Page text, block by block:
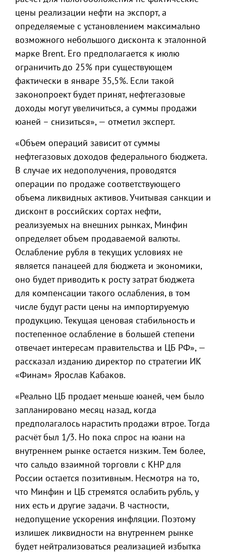
цены реализации нефти на экспорт, а
определяемые с установлением максимально
возможного небольшого дисконта к эталонной
марке Brent. Его предполагается к июлю
ограничить до 25% при существующем
фактически в январе 35,5%. Если такой
законопроект будет принят, нефтегазовые
доходы могут увеличиться, а суммы продажи
юаней – снизиться», — отметил эксперт.
«Объем операций зависит от суммы
нефтегазовых доходов федерального бюджета.
В случае их недополучения, проводятся
операции по продаже соответствующего
объема ликвидных активов. Учитывая санкции и
дисконт в российских сортах нефти,
реализуемых на внешних рынках, Минфин
определяет объем продаваемой валюты.
Ослабление рубля в текущих условиях не
является панацеей для бюджета и экономики,
оно будет приводить к росту затрат бюджета
для компенсации такого ослабления, в том
числе будут расти цены на импортируемую
продукцию. Текущая ценовая стабильность и
постепенное ослабление в большей степени
отвечает интересам правительства и ЦБ РФ», —
рассказал изданию директор по стратегии ИК
«Финам» Ярослав Кабаков.
«Реально ЦБ продает меньше юаней, чем было
запланировано месяц назад, когда
предполагалось нарастить продажи втрое. Тогда
расчёт был 1/3. Но пока спрос на юани на
внутреннем рынке остается низким. Тем более,
что сальдо взаимной торговли с КНР для
России остается позитивным. Несмотря на то,
что Минфин и ЦБ стремятся ослабить рубль, у
них есть и другие задачи. В частности,
недопущение ускорения инфляции. Поэтому
излишек ликвидности на внутреннем рынке
будет нейтрализоваться реализацией избытка